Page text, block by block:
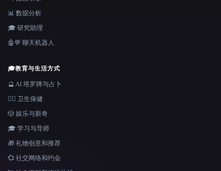
📊 数据分析
🎓 研究助理
🤖💬 聊天机器人
🎓教育与生活方式
🔮 AI 塔罗牌与占卜
👩‍⚕️ 卫生保健
🎲 娱乐与新奇
🎓 学习与导师
🎁 礼物创意和推荐
💞 社交网络和约会